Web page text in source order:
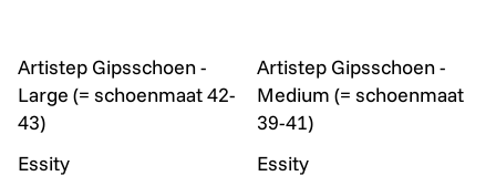
Artistep Gipsschoen -
Large (= schoenmaat 42-
43)
Essity
Artistep Gipsschoen -
Medium (= schoenmaat
39-41)
Essity